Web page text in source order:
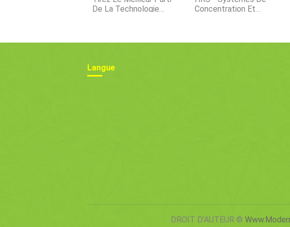
De La Technologie
Concentration Et
Langue
DROIT D'AUTEUR ©